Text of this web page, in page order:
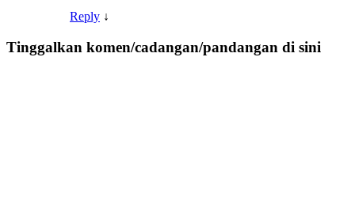
Reply ↓
Tinggalkan komen/cadangan/pandangan di sini